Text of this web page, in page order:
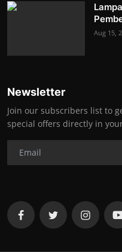
Aug 15,
Newsletter
Join our subscribers list to
special offers directly in